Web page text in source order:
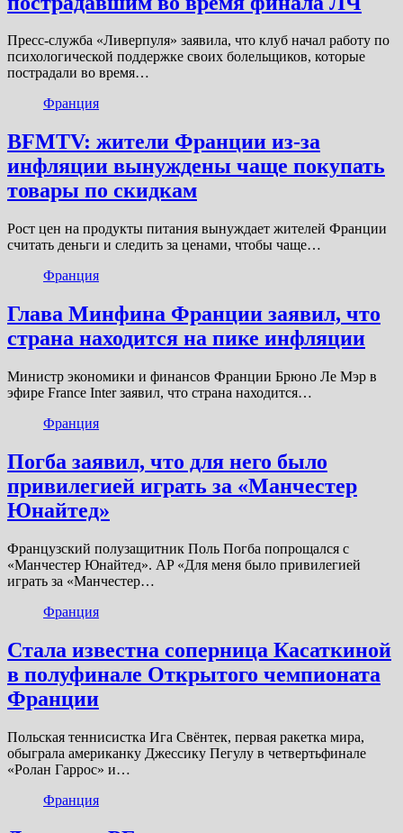
Пресс-служба «Ливерпуля» заявила, что клуб начал работу по
психологической поддержке своих болельщиков, которые
пострадали во время…
Франция
BFMTV: жители Франции из-за
инфляции вынуждены чаще покупать
товары по скидкам
Рост цен на продукты питания вынуждает жителей Франции
считать деньги и следить за ценами, чтобы чаще…
Франция
Глава Минфина Франции заявил, что
страна находится на пике инфляции
Министр экономики и финансов Франции Брюно Ле Мэр в
эфире France Inter заявил, что страна находится…
Франция
Погба заявил, что для него было
привилегией играть за «Манчестер
Юнайтед»
Французский полузащитник Поль Погба попрощался с
«Манчестер Юнайтед». AP «Для меня было привилегией
играть за «Манчестер…
Франция
Стала известна соперница Касаткиной
в полуфинале Открытого чемпионата
Франции
Польская теннисистка Ига Свёнтек, первая ракетка мира,
обыграла американку Джессику Пегулу в четвертьфинале
«Ролан Гаррос» и…
Франция